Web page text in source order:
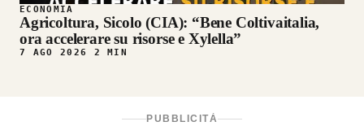
ECONOMIA
Agricoltura, Sicolo (CIA): “Bene Coltivaitalia,
ora accelerare su risorse e Xylella”
7 AGO 2026 2 MIN
PUBBLICITÀ